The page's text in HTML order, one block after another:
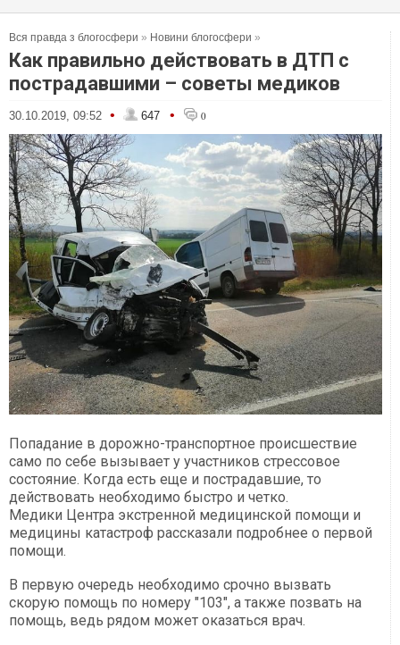
Вся правда з блогосфери » Новини блогосфери »
Как правильно действовать в ДТП с
пострадавшими – советы медиков
30.10.2019, 09:52 • 647 • 0
Попадание в дорожно-транспортное происшествие
само по себе вызывает у участников стрессовое
состояние. Когда есть еще и пострадавшие, то
действовать необходимо быстро и четко.
Медики Центра экстренной медицинской помощи и
медицины катастроф рассказали подробнее о первой
помощи.
В первую очередь необходимо срочно вызвать
скорую помощь по номеру "103", а также позвать на
помощь, ведь рядом может оказаться врач.